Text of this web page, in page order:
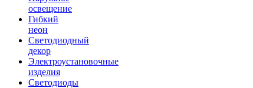
освещение
Гибкий
неон
Светодиодный
декор
Электроустановочные
изделия
Светодиоды